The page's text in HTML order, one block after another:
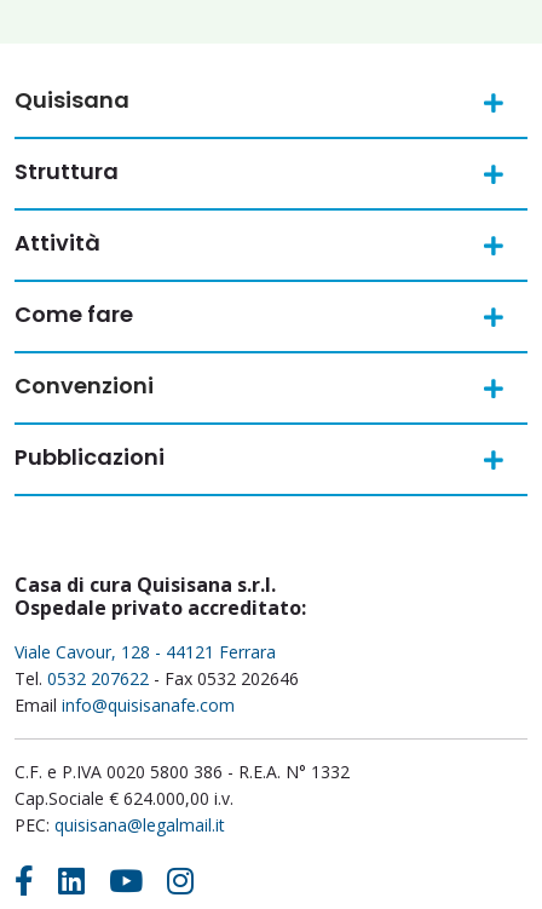
Quisisana
Struttura
Attività
Come fare
Convenzioni
Pubblicazioni
Casa di cura Quisisana s.r.l.
Ospedale privato accreditato:
Viale Cavour, 128 - 44121 Ferrara
Tel. 0532 207622 - Fax 0532 202646
Email info@quisisanafe.com
C.F. e P.IVA 0020 5800 386 - R.E.A. N° 1332
Cap.Sociale € 624.000,00 i.v.
PEC: quisisana@legalmail.it